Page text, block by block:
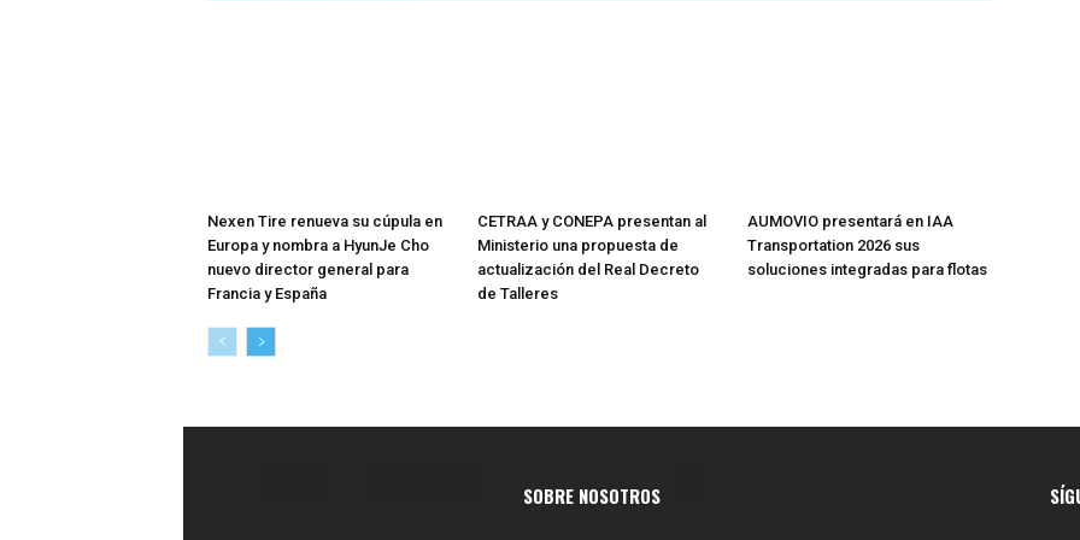
Nexen Tire renueva su cúpula en
Europa y nombra a HyunJe Cho
nuevo director general para
Francia y España
CETRAA y CONEPA presentan al
Ministerio una propuesta de
actualización del Real Decreto
de Talleres
AUMOVIO presentará en IAA
Transportation 2026 sus
soluciones integradas para flotas
SOBRE NOSOTROS